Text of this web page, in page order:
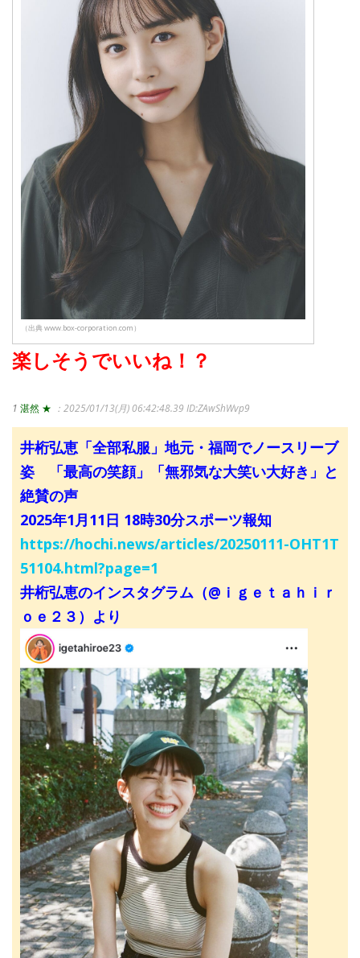
（出典 www.box-corporation.com）
楽しそうでいいね！？
1 湛然 ★ ：2025/01/13(月) 06:42:48.39 ID:ZAwShWvp9
井桁弘恵「全部私服」地元・福岡でノースリーブ
姿 「最高の笑顔」「無邪気な大笑い大好き」と
絶賛の声
2025年1月11日 18時30分スポーツ報知
https://hochi.news/articles/20250111-OHT1T
51104.html?page=1
井桁弘恵のインスタグラム（@ｉｇｅｔａｈｉｒ
ｏｅ２３）より